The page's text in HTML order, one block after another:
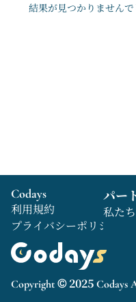
結果が見つかりません
Copyright © 2025 Codays
Codays
利用規約
プライバシーポリシー
パー
私た